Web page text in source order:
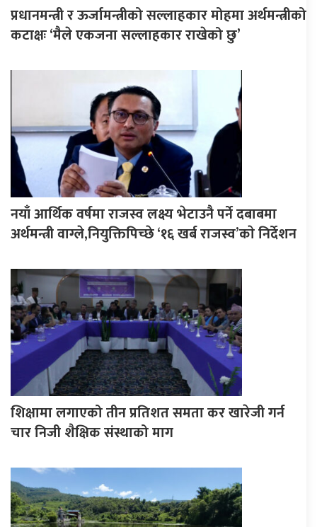
प्रधानमन्त्री र ऊर्जामन्त्रीको सल्लाहकार मोहमा अर्थमन्त्रीको
कटाक्षः ‘मैले एकजना सल्लाहकार राखेको छु’
नयाँ आर्थिक वर्षमा राजस्व लक्ष्य भेटाउनै पर्ने दबाबमा
अर्थमन्त्री वाग्ले,नियुक्तिपिच्छे ‘१६ खर्ब राजस्व’काे निर्देशन
शिक्षामा लगाएको तीन प्रतिशत समता कर खारेजी गर्न
चार निजी शैक्षिक संस्थाको माग